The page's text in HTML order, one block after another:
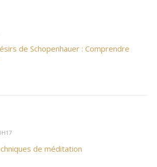
de Schopenhauer : Comprendre
de méditation